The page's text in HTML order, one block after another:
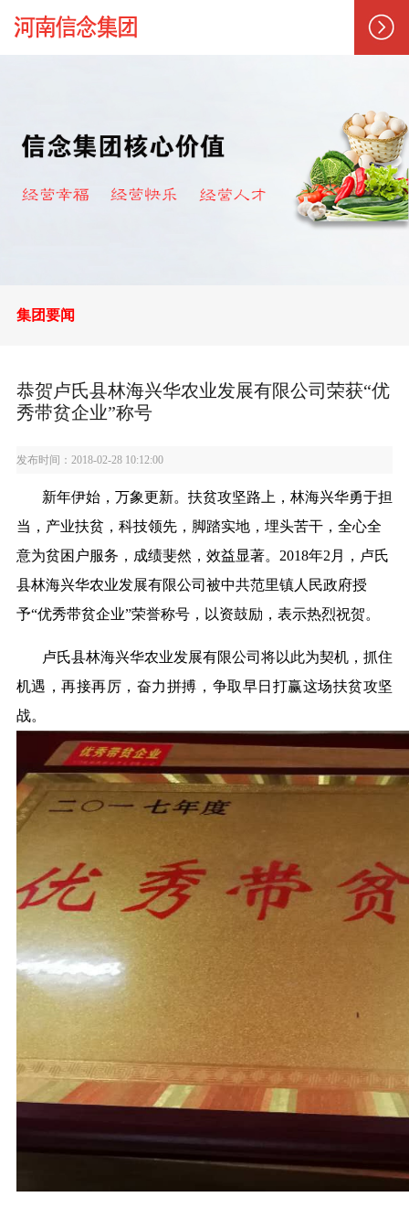
集团要闻
恭贺卢氏县林海兴华农业发展有限公司荣获“优
秀带贫企业”称号
发布时间：2018-02-28 10:12:00
新年伊始，万象更新。扶贫攻坚路上，林海兴华勇于担
当，产业扶贫，科技领先，脚踏实地，埋头苦干，全心全
意为贫困户服务，成绩斐然，效益显著。2018年2月，卢氏
县林海兴华农业发展有限公司被中共范里镇人民政府授
予“优秀带贫企业”荣誉称号，以资鼓励，表示热烈祝贺。
卢氏县林海兴华农业发展有限公司将以此为契机，抓住
机遇，再接再厉，奋力拼搏，争取早日打赢这场扶贫攻坚
战。